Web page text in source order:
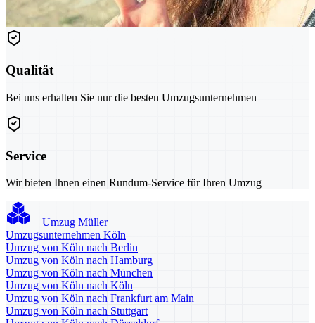
Qualität
Bei uns erhalten Sie nur die besten Umzugsunternehmen
Service
Wir bieten Ihnen einen Rundum-Service für Ihren Umzug
Umzug Müller
Umzugsunternehmen Köln
Umzug von Köln nach Berlin
Umzug von Köln nach Hamburg
Umzug von Köln nach München
Umzug von Köln nach Köln
Umzug von Köln nach Frankfurt am Main
Umzug von Köln nach Stuttgart